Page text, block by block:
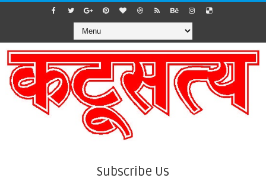
Subscribe Us